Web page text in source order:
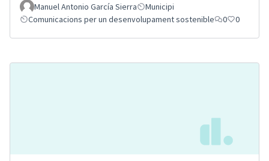
Manuel Antonio García Sierra
Municipi
Comunicacions per un desenvolupament sostenible
0 0